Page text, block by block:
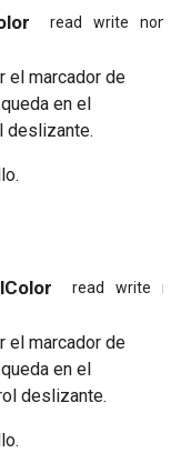
read write
el marcador de
en el
deslizante.
read write
el marcador de
en el
deslizante.